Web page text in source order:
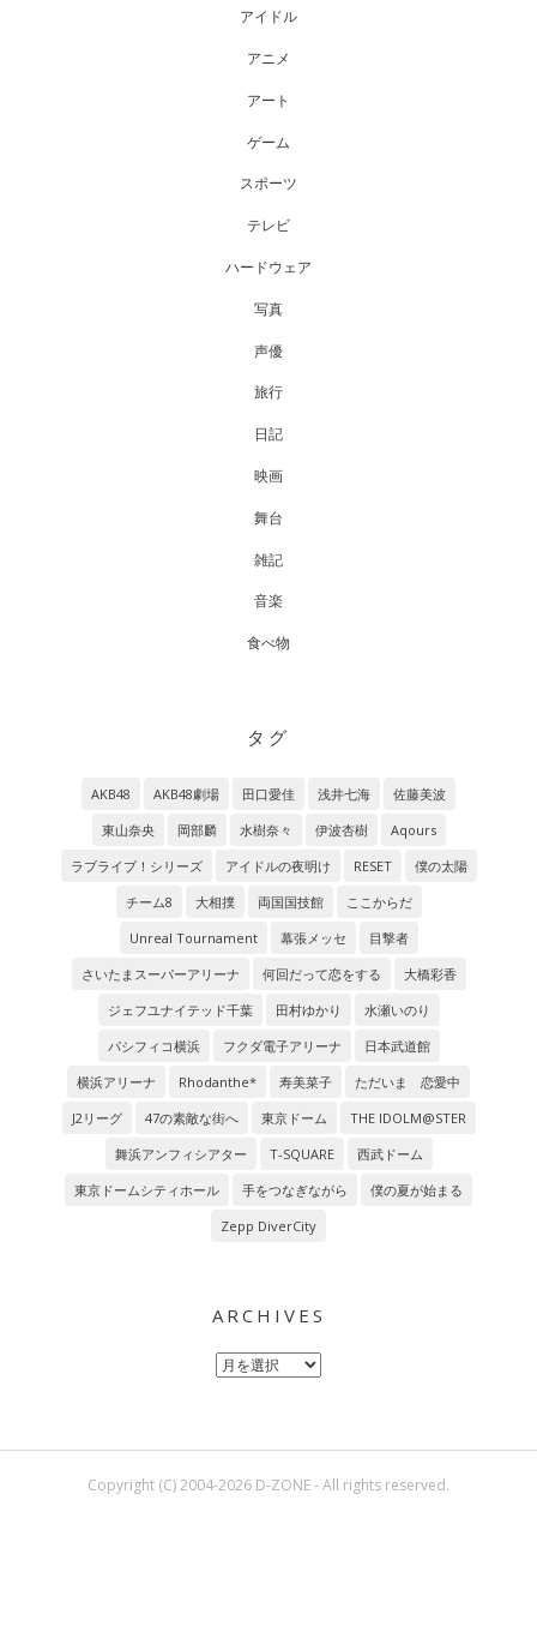
アイドル
アニメ
アート
ゲーム
スポーツ
テレビ
ハードウェア
写真
声優
旅行
日記
映画
舞台
雑記
音楽
食べ物
タグ
AKB48 AKB48劇場 田口愛佳 浅井七海
佐藤美波
東山奈央
岡部麟 水樹奈々 伊波杏樹
Aqours
ラブライブ！シリーズ
アイドルの夜明け RESET
僕の太陽
チーム8
大相撲 両国国技館
ここからだ
Unreal Tournament
幕張メッセ
目撃者
さいたまスーパーアリーナ
何回だって恋をする
大橋彩香
ジェフユナイテッド千葉
田村ゆかり
水瀬いのり
パシフィコ横浜
フクダ電子アリーナ
日本武道館
横浜アリーナ
Rhodanthe* 寿美菜子
ただいま 恋愛中
J2リーグ
47の素敵な街へ 東京ドーム
THE IDOLM@STER
舞浜アンフィシアター
T-SQUARE
西武ドーム
東京ドームシティホール
手をつなぎながら
僕の夏が始まる
Zepp DiverCity
ARCHIVES
Archives
Copyright (C) 2004-2026 D-ZONE - All rights reserved.